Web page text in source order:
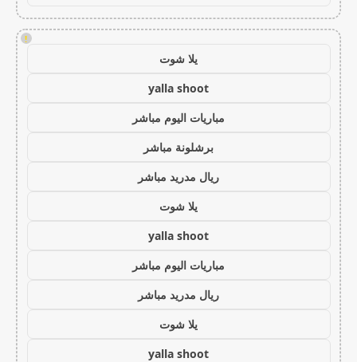
!
يلا شوت
yalla shoot
مباريات اليوم مباشر
برشلونة مباشر
ريال مدريد مباشر
يلا شوت
yalla shoot
مباريات اليوم مباشر
ريال مدريد مباشر
يلا شوت
yalla shoot